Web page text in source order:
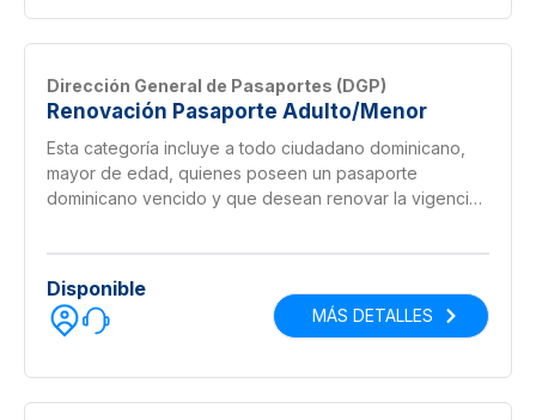
Dirección General de Pasaportes (DGP)
Renovación Pasaporte Adulto/Menor
Esta categoría incluye a todo ciudadano dominicano,
mayor de edad, quienes poseen un pasaporte
dominicano vencido y que desean renovar la vigencia
Disponible
MÁS DETALLES